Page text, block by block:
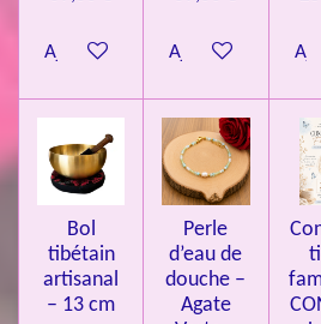
7
Ajouter au panierAjouter au panier
Bol
tibétain
artisanal
– 13 cm
Perle
d’eau de
douche –
Agate